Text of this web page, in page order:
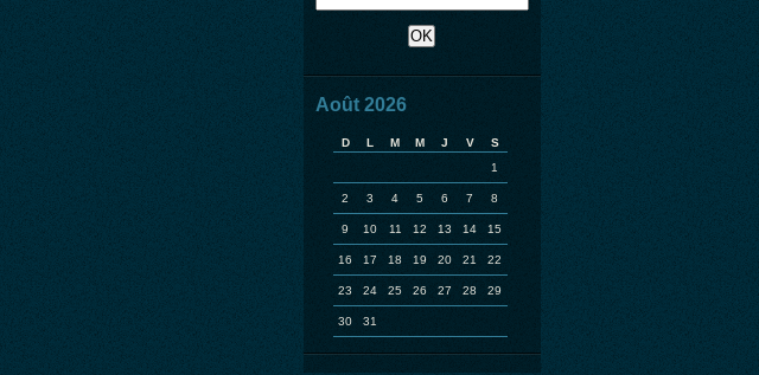
Août 2026
D L M M J V
S
1
2 3 4 5 6 7 8
9 10 11 12 13 14 15
16 17 18 19 20 21 22
23 24 25 26 27 28 29
30 31